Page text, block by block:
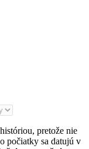
pretože nie
počiatky sa datujú v